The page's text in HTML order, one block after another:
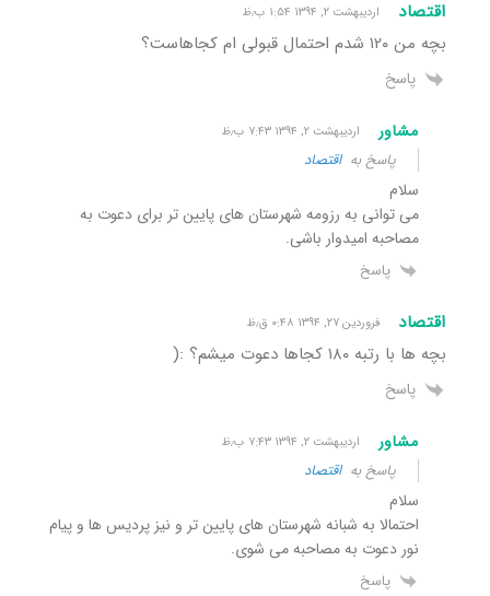
اقتصاد اردیبهشت ۲, ۱۳۹۴ ۱:۵۴ ب٫ظ
بچه من ۱۲۰ شدم احتمال قبولی ام کجاهاست؟
پاسخ
مشاور اردیبهشت ۲, ۱۳۹۴ ۷:۴۳ ب٫ظ
پاسخ بهاقتصاد
سلام
می توانی به رزومه شهرستان های پایین تر برای دعوت به
مصاحبه امیدوار باشی.
پاسخ
اقتصاد فروردین ۲۷, ۱۳۹۴ ۰:۴۸ ق٫ظ
بچه ها با رتبه ۱۸۰ کجاها دعوت میشم؟ :(
پاسخ
مشاور اردیبهشت ۲, ۱۳۹۴ ۷:۴۳ ب٫ظ
پاسخ بهاقتصاد
سلام
احتمالا به شبانه شهرستان های پایین تر و نیز پردیس ها و پیام
نور دعوت به مصاحبه می شوی.
پاسخ